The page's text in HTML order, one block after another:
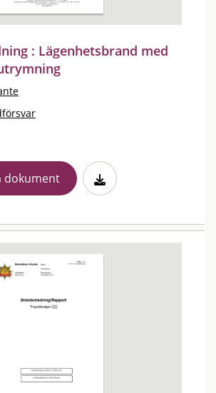
: Lägenhetsbrand med
dokument